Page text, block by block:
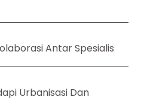
Antar Spesialis
Urbanisasi Dan